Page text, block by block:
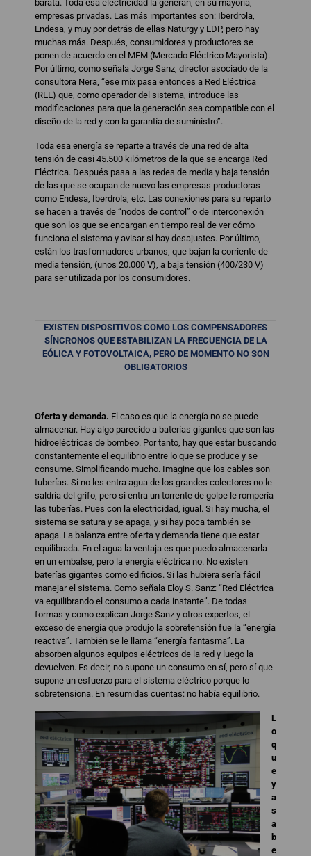
barata. Toda esa electricidad la generan, en su mayoría,
empresas privadas. Las más importantes son: Iberdrola,
Endesa, y muy por detrás de ellas Naturgy y EDP, pero hay
muchas más. Después, consumidores y productores se
ponen de acuerdo en el MEM (Mercado Eléctrico Mayorista).
Por último, como señala Jorge Sanz, director asociado de la
consultora Nera, “ese mix pasa entonces a Red Eléctrica
(REE) que, como operador del sistema, introduce las
modificaciones para que la generación sea compatible con el
diseño de la red y con la garantía de suministro”.
Toda esa energía se reparte a través de una red de alta
tensión de casi 45.500 kilómetros de la que se encarga Red
Eléctrica. Después pasa a las redes de media y baja tensión
de las que se ocupan de nuevo las empresas productoras
como Endesa, Iberdrola, etc. Las conexiones para su reparto
se hacen a través de “nodos de control” o de interconexión
que son los que se encargan en tiempo real de ver cómo
funciona el sistema y avisar si hay desajustes. Por último,
están los trasformadores urbanos, que bajan la corriente de
media tensión, (unos 20.000 V), a baja tensión (400/230 V)
para ser utilizada por los consumidores.
EXISTEN DISPOSITIVOS COMO LOS COMPENSADORES
SÍNCRONOS QUE ESTABILIZAN LA FRECUENCIA DE LA
EÓLICA Y FOTOVOLTAICA, PERO DE MOMENTO NO SON
OBLIGATORIOS
Oferta y demanda. El caso es que la energía no se puede
almacenar. Hay algo parecido a baterías gigantes que son las
hidroeléctricas de bombeo. Por tanto, hay que estar buscando
constantemente el equilibrio entre lo que se produce y se
consume. Simplificando mucho. Imagine que los cables son
tuberías. Si no les entra agua de los grandes colectores no le
saldría del grifo, pero si entra un torrente de golpe le rompería
las tuberías. Pues con la electricidad, igual. Si hay mucha, el
sistema se satura y se apaga, y si hay poca también se
apaga. La balanza entre oferta y demanda tiene que estar
equilibrada. En el agua la ventaja es que puedo almacenarla
en un embalse, pero la energía eléctrica no. No existen
baterías gigantes como edificios. Si las hubiera sería fácil
manejar el sistema. Como señala Eloy S. Sanz: “Red Eléctrica
va equilibrando el consumo a cada instante”. De todas
formas y como explican Jorge Sanz y otros expertos, el
exceso de energía que produjo la sobretensión fue la “energía
reactiva”. También se le llama “energía fantasma”. La
absorben algunos equipos eléctricos de la red y luego la
devuelven. Es decir, no supone un consumo en sí, pero sí que
supone un esfuerzo para el sistema eléctrico porque lo
sobretensiona. En resumidas cuentas: no había equilibrio.
L
o
q
u
e
y
a
s
a
b
e